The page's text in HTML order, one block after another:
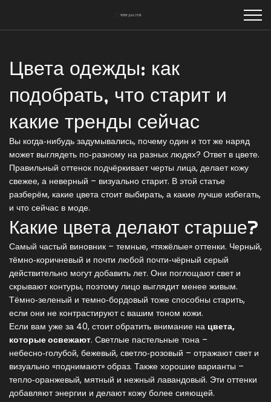
Цвета одежды: как
подобрать, что старит и
какие тренды сейчас
Вы когда‑нибудь задумывались, почему один и тот же наряд
может выглядеть по‑разному на разных людях? Ответ в цвете.
Правильный оттенок подчёркивает черты лица, делает кожу
свежее, а неверный – визуально старит. В этой статье
разберём, какие цвета стоит выбирать, а какие лучше избегать,
и что сейчас в моде.
Какие цвета делают старше?
Самый частый виновник – темные, «тяжёлые» оттенки. Черный,
тёмно‑коричневый и почти любой почти‑чёрный серый
действительно могут добавить лет. Они поглощают свет и
скрывают контуры, поэтому лицо выглядит менее живым.
Тёмно‑зеленый и темно‑бордовый тоже способны старить,
если они не контрастируют с вашим тоном кожи.
Если вам уже за 40, стоит обратить внимание на цвета,
которые освежают. Светлые пастельные тона –
небесно‑голубой, бежевый, светло‑розовый – отражают свет и
визуально «поднимают» образ. Также хорошие варианты –
тепло‑оранжевый, мятный и нежный лавандовый. Эти оттенки
добавляют энергии и делают кожу более сияющей.